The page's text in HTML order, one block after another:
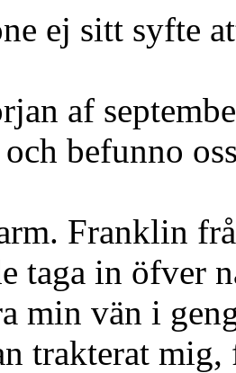
ej sitt syfte
af
befunno
Franklin
taga in öfver
min vän i
trakterat